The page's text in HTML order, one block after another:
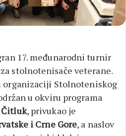
17. međunarodni turnir
za stolnotenisače veterane.
Stolnoteniskog
u okviru programa
Čitluk, privukao je
i Crne Gore, a naslov